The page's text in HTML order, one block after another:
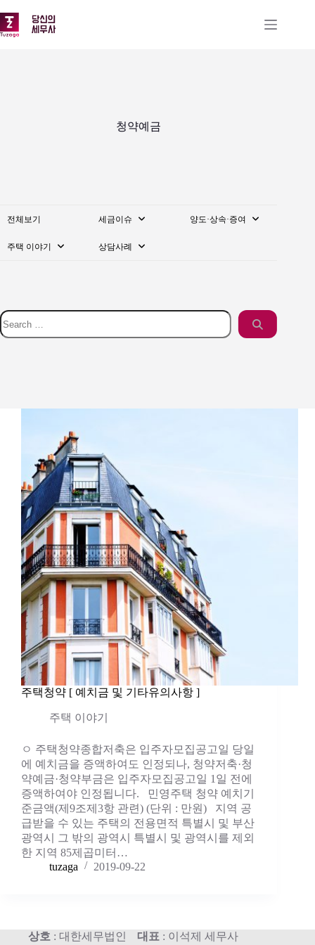
문
으
청약예금
전체보기 세금이슈 양도·상속·증여
주택 이야기 상담사례
주택청약 [ 예치금 및 기타유의사항 ]
주택 이야기
ㅇ 주택청약종합저축은 입주자모집공고일 당일
에 예치금을 증액하여도 인정되나, 청약저축·청
약예금·청약부금은 입주자모집공고일 1일 전에
증액하여야 인정됩니다. 민영주택 청약 예치기
준금액(제9조제3항 관련) (단위 : 만원) 지역 공
급받을 수 있는 주택의 전용면적 특별시 및 부산
광역시 그 밖의 광역시 특별시 및 광역시를 제외
한 지역 85제곱미터…
tuzaga
2019-09-22
상호 : 대한세무법인 대표 : 이석제 세무사